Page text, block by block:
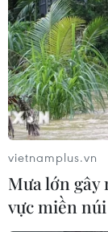
vietnamplus.vn
Mưa lớn gây
vực miền